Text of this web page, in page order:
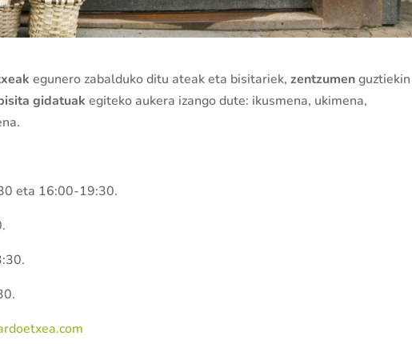
egunero zabalduko ditu ateak eta bisitariek,zentzumenguztiekin
gidatuak egiteko aukera izango dute: ikusmena, ukimena,
eta 16:00-19:30.